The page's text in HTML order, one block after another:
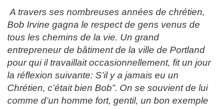
A travers ses nombreuses années de chrétien,
Bob Irvine gagna le respect de gens venus de
tous les chemins de la vie. Un grand
entrepreneur de bâtiment de la ville de Portland
pour qui il travaillait occasionnellement, fit un jour
la réflexion suivante: S’il y a jamais eu un
Chrétien, c’était bien Bob”. On se souvient de lui
comme d’un homme fort, gentil, un bon exemple